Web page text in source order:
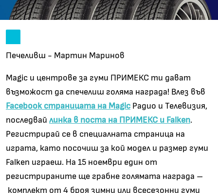
Печеливш - Мартин Маринов
Magic и центрове за гуми ПРИМЕКС ти дават
възможост да спечелиш голяма награда! Влез във
Facebook страницата на Magic Радио и Телевизия,
последвай линка в поста на ПРИМЕКС и Falken.
Регистрирай се в специалната страница на
играта, като посочиш за кой модел и размер гуми
Falken играеш. На 15 ноември един от
регистрираните ще грабне голямата награда –
комплект от 4 броя зимни или всесезонни гуми